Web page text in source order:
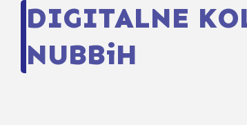
DIGITALNE
NUBBiH